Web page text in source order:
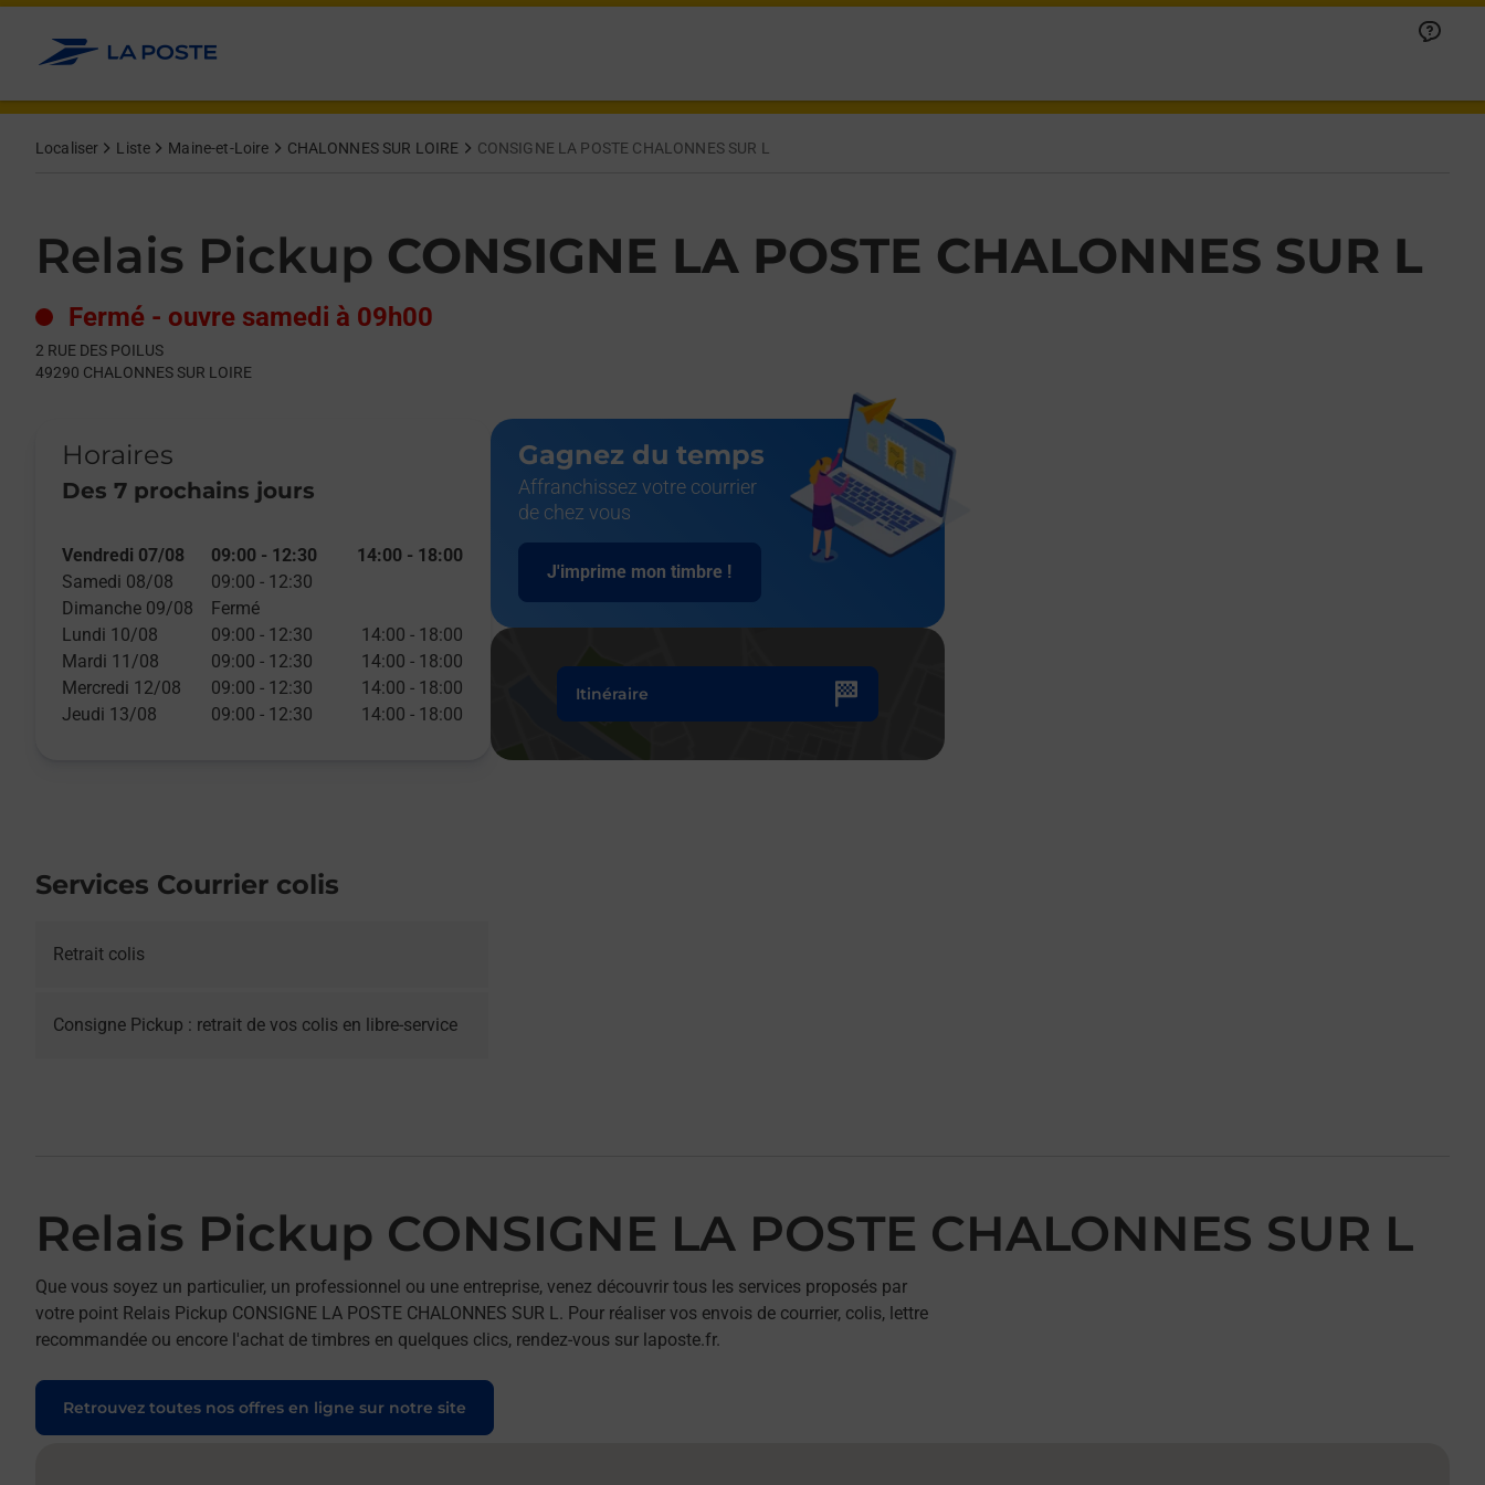
Allez au contenu
Localiser Liste Maine-et-Loire CHALONNES SUR LOIRE CONSIGNE LA POSTE CHALONNES SUR L
Relais Pickup CONSIGNE LA POSTE CHALONNES SUR L
Fermé - ouvre samedi à 09h00
2 RUE DES POILUS
49290 CHALONNES SUR LOIRE
Horaires
Des 7 prochains jours
Day of the WeekHours
Vendredi 07/08 09:00 - 12:30 14:00 - 18:00
Samedi 08/08
09:00 - 12:30
Dimanche 09/08
Fermé
Lundi 10/08
09:00 - 12:30 14:00 - 18:00
Mardi 11/08
09:00 - 12:30 14:00 - 18:00
Mercredi 12/08
09:00 - 12:30 14:00 - 18:00
Jeudi 13/08
09:00 - 12:30 14:00 - 18:00
Gagnez du temps
Affranchissez votre courrier
de chez vous
J'imprime mon timbre !
Itinéraire
Services Courrier colis
Retrait colis
Consigne Pickup : retrait de vos colis en libre-service
Relais Pickup CONSIGNE LA POSTE CHALONNES SUR L
Que vous soyez un particulier, un professionnel ou une entreprise, venez découvrir tous les services proposés par
votre point Relais Pickup CONSIGNE LA POSTE CHALONNES SUR L. Pour réaliser vos envois de courrier, colis, lettre
recommandée ou encore l'achat de timbres en quelques clics, rendez-vous sur laposte.fr.
Retrouvez toutes nos offres en ligne sur notre site
Get directions to Relais Pickup at 2 RUE DES POILUS CHALONNES SUR LOIRE,
lien s'ouvre dans un nouvel onglet